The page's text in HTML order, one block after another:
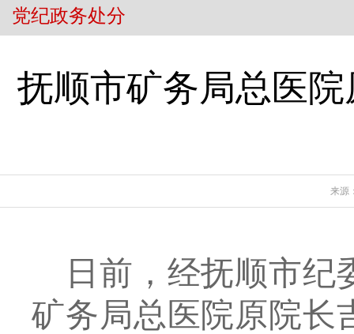
党纪政务处分
抚顺市矿务局总医
来源
日前，经抚顺市纪
矿务局总医院原院长